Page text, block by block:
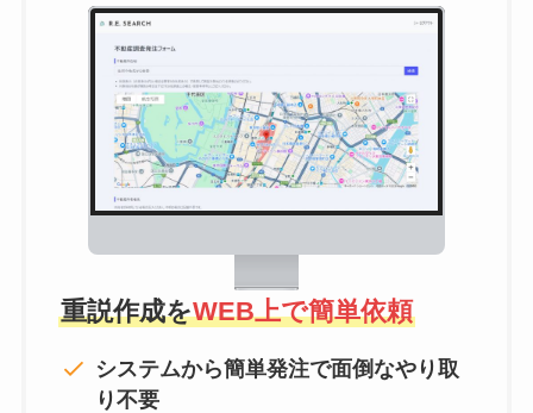
重説作成をWEB上で簡単依頼
システムから簡単発注で面倒なやり取
り不要